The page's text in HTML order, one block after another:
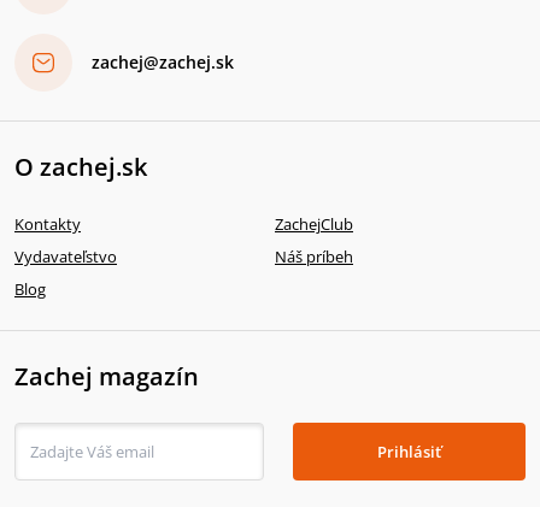
zachej@zachej.sk
O zachej.sk
Kontakty
ZachejClub
Vydavateľstvo
Náš príbeh
Blog
Zachej magazín
Prihlásiť